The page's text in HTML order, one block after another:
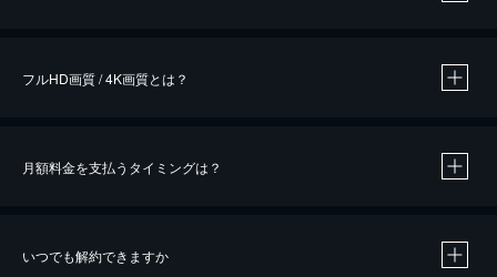
※40％ポイント還元の対象は、クレジットカード決済による作品の購入 / レンタルです。
フルHD画質 / 4K画質とは？
月額料金を支払うタイミングは？
いつでも解約できますか